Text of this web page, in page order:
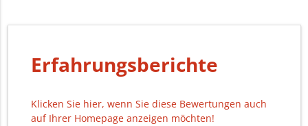
Erfahrungsberichte
Klicken Sie hier, wenn Sie diese Bewertungen auch
auf Ihrer Homepage anzeigen möchten!